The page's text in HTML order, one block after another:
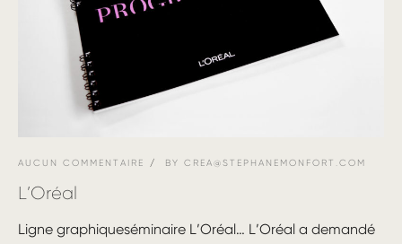
AUCUN COMMENTAIRE BY CREA@STEPHANEMONFORT.COM
L’Oréal
Ligne graphiqueséminaire L’Oréal… L’Oréal a demandé